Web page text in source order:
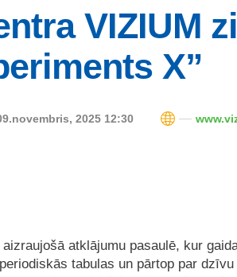
VIZIUM
X”
2025 12:30
atklājumu pasaulē, kur
tabulas un pārtop par